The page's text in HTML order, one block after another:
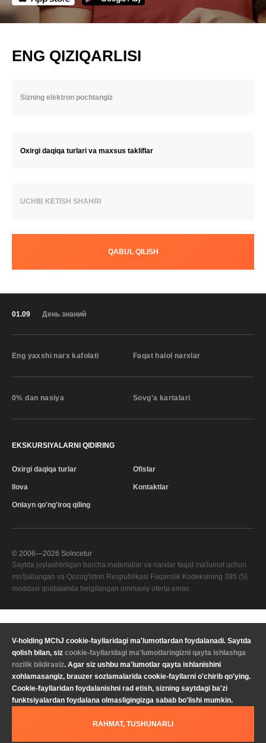
V-holding MChJ cookie-fayllaridagi ma'lumotlardan foydalanadi. Saytda
qolish bilan, siz cookie-fayllaridagi ma'lumotlaringizni qayta ishlashga
rozilik bildirasiz. Agar siz ushbu ma'lumotlar qayta ishlanishini
xohlamasangiz, brauzer sozlamalarida cookie-fayllarni o'chirib qo'ying.
Cookie-fayllaridan foydalanishni rad etish, sizning saytdagi ba'zi
funktsiyalardan foydalana olmasligingizga sabab bo'lishi mumkin.
RAHMAT, TUSHUNARLI
ENG QIZIQARLISI
Oxirgi daqiqa turlari va maxsus takliflar
UCHIB KETISH SHAHRI
QABUL QILISH
01.09 День знаний
Eng yaxshi narx kafolati Faqat halol narxlar
0% dan nasiya Sovg'a kartalari
EKSKURSIYALARNI QIDIRING
Oxirgi daqiqa turlar
Ilova
Onlayn qo'ng'iroq qiling
Ofislar
Kontaktlar
© 2006—2026 Solncetur
Saytda joylashtirilgan barcha materiallar va narxlar faqat ma'lumot uchun
mo'ljallangan va Qozog'iston Respublikasi Fuqarolik Kodeksining 395 (5)
moddasi qoidalarida belgilangan ommaviy oferta emas.
Sizning mintaqangiz —
Valyuta KZT Qozog'iston tenge
Til O'zbekcha
Sifat xizmati
Maxfiylik
siyosati
Yuridik ma'lumot